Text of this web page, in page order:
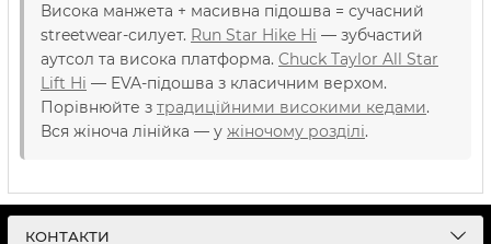
Висока манжета + масивна підошва = сучасний
streetwear-силует. Run Star Hike Hi — зубчастий
аутсол та висока платформа. Chuck Taylor All Star
Lift Hi — EVA-підошва з класичним верхом.
Порівнюйте з традиційними високими кедами.
Вся жіноча лінійка — у жіночому розділі.
КОНТАКТИ